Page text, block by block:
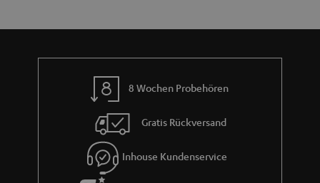
r
a
n
8 Wochen Probehören
Gratis Rückversand
Inhouse Kundenservice